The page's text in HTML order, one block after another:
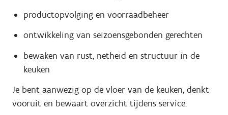
productopvolging en voorraadbeheer
ontwikkeling van seizoensgebonden gerechten
bewaken van rust, netheid en structuur in de
keuken
Je bent aanwezig op de vloer van de keuken, denkt
vooruit en bewaart overzicht tijdens service.